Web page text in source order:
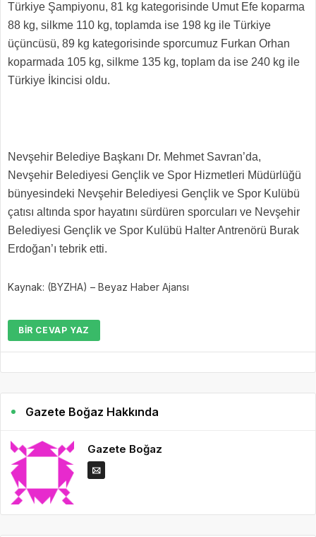
Türkiye Şampiyonu, 81 kg kategorisinde Umut Efe koparma
88 kg, silkme 110 kg, toplamda ise 198 kg ile Türkiye
üçüncüsü, 89 kg kategorisinde sporcumuz Furkan Orhan
koparmada 105 kg, silkme 135 kg, toplam da ise 240 kg ile
Türkiye İkincisi oldu.
Nevşehir Belediye Başkanı Dr. Mehmet Savran’da,
Nevşehir Belediyesi Gençlik ve Spor Hizmetleri Müdürlüğü
bünyesindeki Nevşehir Belediyesi Gençlik ve Spor Kulübü
çatısı altında spor hayatını sürdüren sporcuları ve Nevşehir
Belediyesi Gençlik ve Spor Kulübü Halter Antrenörü Burak
Erdoğan’ı tebrik etti.
Kaynak: (BYZHA) – Beyaz Haber Ajansı
BIR CEVAP YAZ
Gazete Boğaz Hakkında
Gazete Boğaz